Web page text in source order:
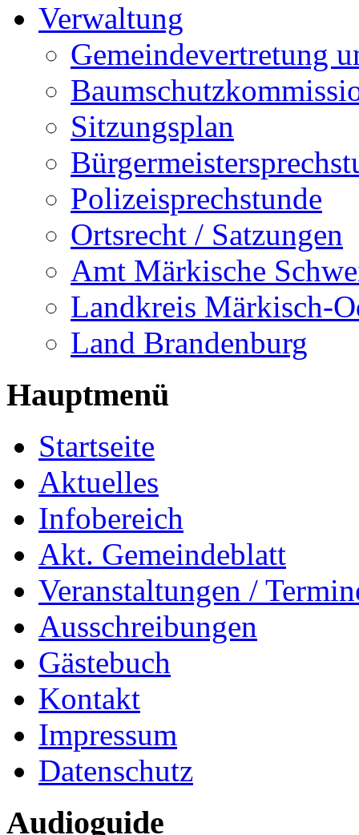
Verwaltung
Gemeindevertretung
Sitzungsplan
Polizeisprechstunde
Ortsrecht / Satzungen
Amt Märkische
Landkreis Märkisch-
Land Brandenburg
Hauptmenü
Startseite
Aktuelles
Infobereich
Akt. Gemeindeblatt
Veranstaltungen /
Ausschreibungen
Gästebuch
Kontakt
Impressum
Datenschutz
Audioguide